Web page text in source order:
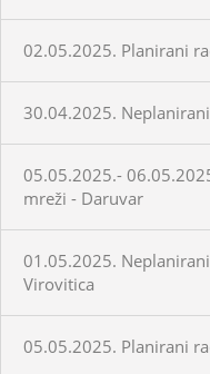
02.05.2025. Planirani
30.04.2025.
05.05.2025.-
mreži - Daruvar
01.05.2025.
Virovitica
05.05.2025. Planirani